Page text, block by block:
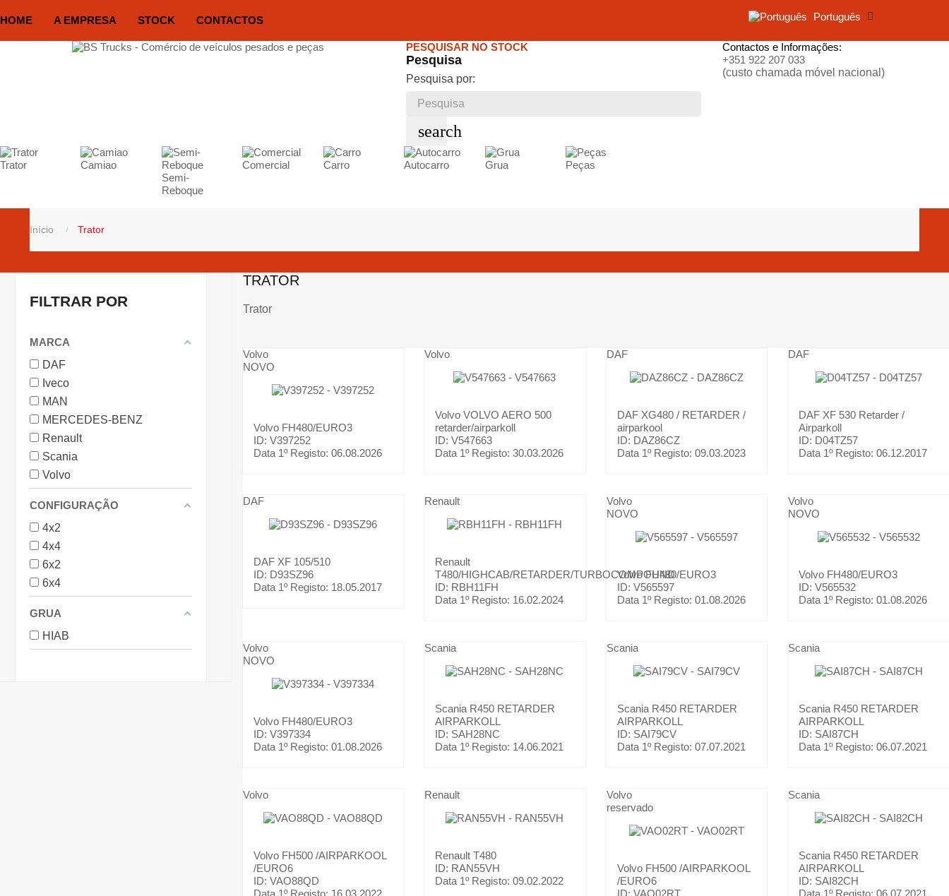
HOME A EMPRESA STOCK CONTACTOS Português
PESQUISAR NO STOCK
Pesquisa
Pesquisa por:
search
Contactos e Informações:
+351 922 207 033
(custo chamada móvel nacional)
Trator
Camiao
Semi-
Reboque
Comercial Carro Autocarro Grua Peças
Início Trator
FILTRAR POR
MARCA
DAF
Iveco
MAN
MERCEDES-BENZ
Renault
Scania
Volvo
CONFIGURAÇÃO
4x2
4x4
6x2
6x4
GRUA
HIAB
TRATOR
Trator
Volvo
NOVO
Volvo FH480/EURO3
ID: V397252
Data 1º Registo: 06.08.2026
Volvo
VolvoVOLVO AERO 500
retarder/airparkoll
ID: V547663
Data 1º Registo:30.03.2026
DAF
DAF XG480 / RETARDER /
airparkool
ID: DAZ86CZ
Data 1º Registo: 09.03.2023
DAF
DAF XF 530 Retarder /
Airparkoll
ID: D04TZ57
Data 1º Registo:06.12.2017
DAF
DAF XF 105/510
ID: D93SZ96
Data 1º Registo: 18.05.2017
Renault
Renault
T480/HIGHCAB/RETARDER/TURBOCOMPOUND
ID: RBH11FH
Data 1º Registo: 16.02.2024
Volvo
NOVO
VolvoFH480/EURO3
ID: V565597
Data 1º Registo: 01.08.2026
Volvo
NOVO
Volvo FH480/EURO3
ID: V565532
Data 1º Registo:01.08.2026
Volvo
NOVO
Volvo FH480/EURO3
ID: V397334
Data 1º Registo: 01.08.2026
Scania
Scania R450 RETARDER
AIRPARKOLL
ID: SAH28NC
Data 1º Registo: 14.06.2021
Scania
Scania R450 RETARDER
AIRPARKOLL
ID: SAI79CV
Data 1º Registo: 07.07.2021
Scania
Scania R450 RETARDER
AIRPARKOLL
ID: SAI87CH
Data 1º Registo:06.07.2021
Volvo
Volvo FH500 /AIRPARKOOL
/EURO6
ID: VAO88QD
Data 1º Registo: 16.03.2022
Renault
RenaultT480
ID: RAN55VH
Data 1º Registo:09.02.2022
Volvo
reservado
Volvo FH500 /AIRPARKOOL
/EURO6
ID: VAO02RT
Scania
Scania R450 RETARDER
AIRPARKOLL
ID: SAI82CH
Data 1º Registo:06.07.2021